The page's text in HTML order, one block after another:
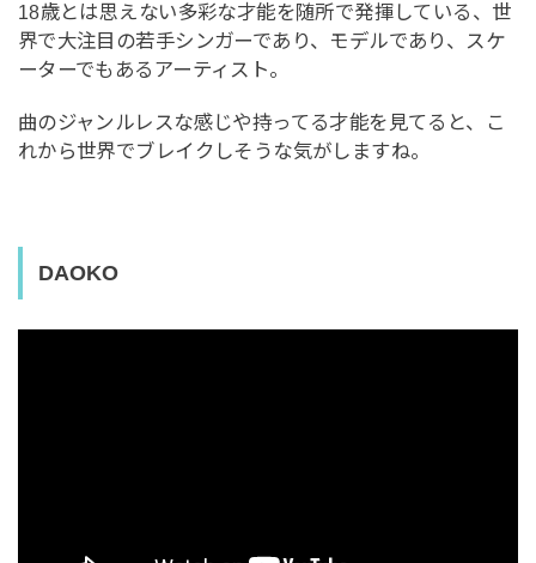
18歳とは思えない多彩な才能を随所で発揮している、世
界で大注目の若手シンガーであり、モデルであり、スケ
ーターでもあるアーティスト。
曲のジャンルレスな感じや持ってる才能を見てると、こ
れから世界でブレイクしそうな気がしますね。
DAOKO